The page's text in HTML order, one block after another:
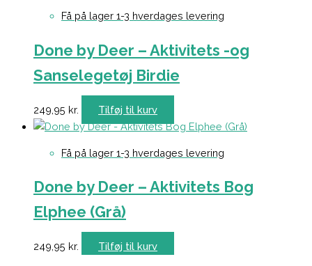
Få på lager 1-3 hverdages levering
Done by Deer – Aktivitets -og
Sanselegetøj Birdie
249,95 kr. Tilføj til kurv
Få på lager 1-3 hverdages levering
Done by Deer – Aktivitets Bog
Elphee (Grå)
249,95 kr. Tilføj til kurv